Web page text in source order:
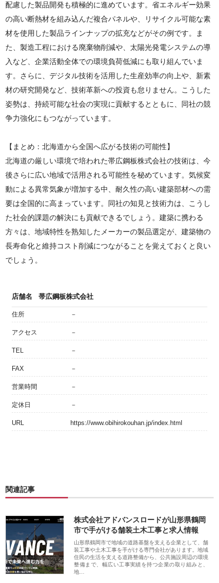
配慮した製品開発も積極的に進めています。省エネルギー効果
の高い断熱材を組み込んだ複合パネルや、リサイクル可能な素
材を使用した製品ラインナップの拡充などがその例です。ま
た、製造工程における廃棄物削減や、太陽光発電システムの導
入など、企業活動全体での環境負荷低減にも取り組んでいま
す。さらに、デジタル技術を活用した生産効率の向上や、新素
材の研究開発など、技術革新への投資も怠りません。こうした
姿勢は、持続可能な社会の実現に貢献するとともに、同社の競
争力強化にもつながっています。
【まとめ：北海道から全国へ広がる技術の可能性】
北海道の厳しい環境で培われた帯広鋼板株式会社の技術は、今
後さらに広い地域で活用される可能性を秘めています。気候変
動による異常気象が増加する中、耐久性の高い建築部材への需
要は全国的に高まっています。同社の知見と技術力は、こうし
た社会的課題の解決にも貢献できるでしょう。建築に携わる
方々は、地域特性を熟知したメーカーの製品選定が、建築物の
長寿命化と維持コスト削減につながることを覚えておくと良い
でしょう。
店舗名 帯広鋼板株式会社
住所 －
アクセス －
TEL －
FAX －
営業時間 －
定休日 －
URL https://www.obihirokouhan.jp/index.html
関連記事
株式会社アドバンスロードが山形県鶴岡
市で手がける舗装土木工事と求人情報
山形県鶴岡市で地域の道路基盤を支える企業として、舗
装工事や土木工事を手がける専門会社があります。地域
住民の生活を支える道路整備から、公共施設周辺の環境
整備まで、幅広い工事実績を持つ企業の取り組みと、
地…